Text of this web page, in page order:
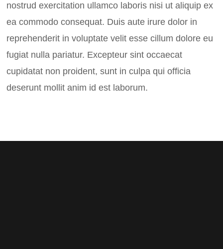
nostrud exercitation ullamco laboris nisi ut aliquip ex
ea commodo consequat. Duis aute irure dolor in
reprehenderit in voluptate velit esse cillum dolore eu
fugiat nulla pariatur. Excepteur sint occaecat
cupidatat non proident, sunt in culpa qui officia
deserunt mollit anim id est laborum.